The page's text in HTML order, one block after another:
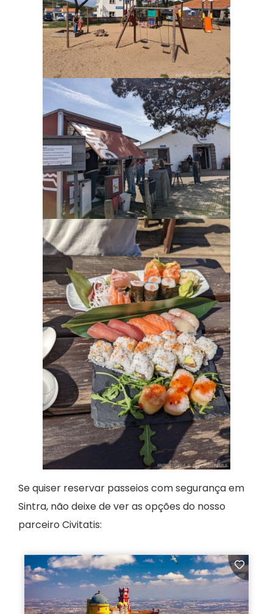
Se quiser reservar passeios com segurança em
Sintra, não deixe de ver as opções do nosso
parceiro Civitatis: